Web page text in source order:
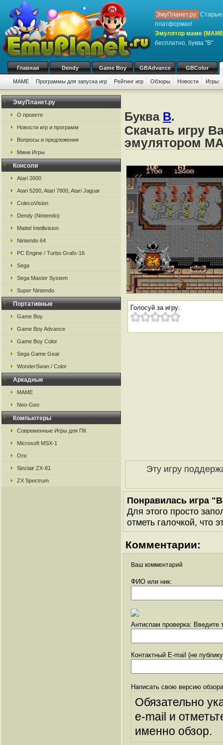
ЭмуПланет.ру: Старые
платформах!
Эмулятор маме
бесплатно, буква "B"
Главная Dendy Game Boy GBAdvance GBColor
MAME Программы для запуска игр Рейтинг игр Обзоры Новости Игры:
ЭмуПланет.ру
О проекте
Новости игр и программ
Вопросы и предложения
Мини Игры
Консоли
Atari 2600
Atari 5200, Atari 7800, Atari Jaguar
ColecoVision
Dendy (Nintendo)
Mattel Intellivision
Nintendo 64
PC Engine / Turbo Grafx-16
Sega
Sega Master System
Super Nintendo
Портативные
Game Boy
Game Boy Advance
Game Boy Color
Sega Game Gear
WonderSwan / Color
Аркадные
MAME
Neo-Geo
Компьютеры
Современные Игры для ПК
Microsoft MSX-1
Oric
Sinclair ZX-81
ZX Spectrum
Буква B.
Скачать игру
эмулятором
Голосуй за игру:
Эту игру
Понравилась игра
Для этого просто
отметь галочкой, что
Комментарии:
Ваш комментарий
ФИО или ник:
Антиспам проверка: Введите
Контактный E-mail (не
Написать свою версию
Обязательно
e-mail и
именно обзор.